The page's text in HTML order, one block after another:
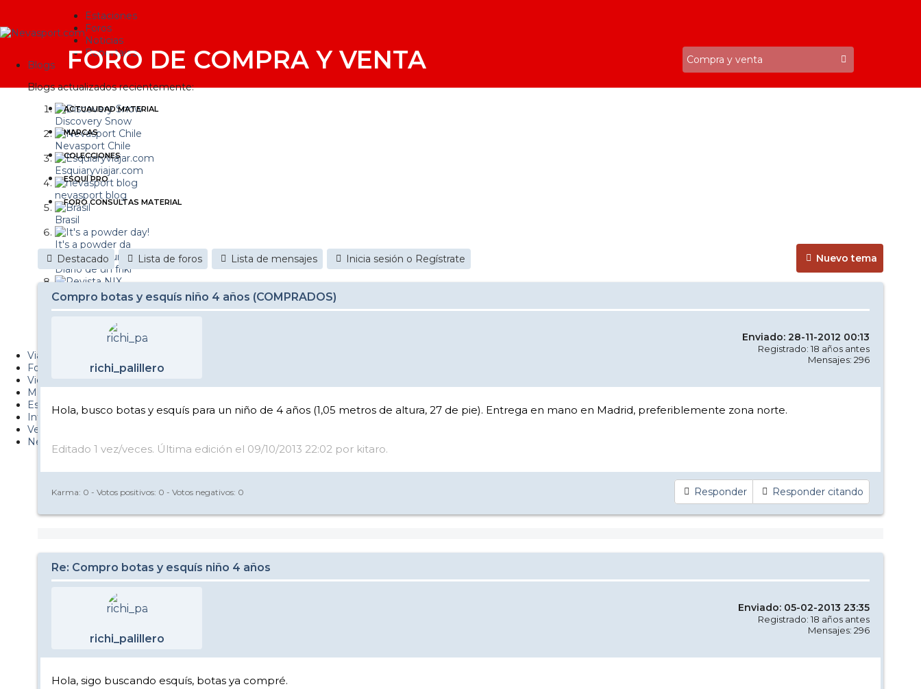
Estaciones
Foros
Noticias
Reportajes
Blogs
Blogs actualizados recientemente:
Discovery Snow
Nevasport Chile
Esquiaryviajar.com
nevasport blog
Brasil
It's a powder da
Diario de un friki
Revista NIX
PUCAF - Blog
Viajes
Fotos
Videos
Material
Esquí Pro
Infonieve
Verano
Nevalog
FORO DE COMPRA Y VENTA
ACTUALIDAD MATERIAL
MARCAS
COLECCIONES
ESQUÍ PRO
FORO CONSULTAS MATERIAL
Nuevo tema
Destacado Lista de foros Lista de mensajes Inicia sesión o Regístrate
Compro botas y esquís niño 4 años (COMPRADOS)
richi_palillero
Enviado: 28-11-2012 00:13
Registrado: 18 años antes
Mensajes: 296
Hola, busco botas y esquís para un niño de 4 años (1,05 metros de altura, 27 de pie). Entrega en mano en Madrid, preferiblemente zona norte.
Editado 1 vez/veces. Última edición el 09/10/2013 22:02 por kitaro.
Responder Responder citando
Karma: 0 - Votos positivos: 0 - Votos negativos: 0
Re: Compro botas y esquís niño 4 años
richi_palillero
Enviado: 05-02-2013 23:35
Registrado: 18 años antes
Mensajes: 296
Hola, sigo buscando esquís, botas ya compré.